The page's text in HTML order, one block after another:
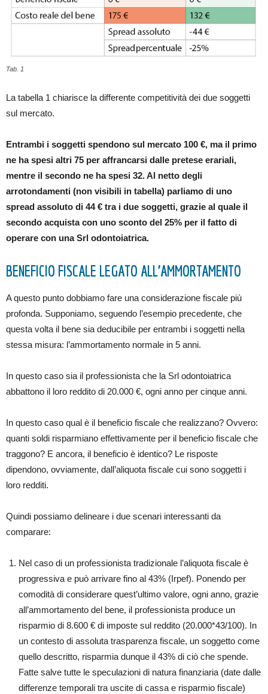
Tab. 1
La tabella 1 chiarisce la differente competitività dei due soggetti
sul mercato.
Entrambi i soggetti spendono sul mercato 100 €, ma il primo
ne ha spesi altri 75 per affrancarsi dalle pretese erariali,
mentre il secondo ne ha spesi 32. Al netto degli
arrotondamenti (non visibili in tabella) parliamo di uno
spread assoluto di 44 € tra i due soggetti, grazie al quale il
secondo acquista con uno sconto del 25% per il fatto di
operare con una Srl odontoiatrica.
BENEFICIO FISCALE LEGATO ALL’AMMORTAMENTO
A questo punto dobbiamo fare una considerazione fiscale più
profonda. Supponiamo, seguendo l’esempio precedente, che
questa volta il bene sia deducibile per entrambi i soggetti nella
stessa misura: l’ammortamento normale in 5 anni.
In questo caso sia il professionista che la Srl odontoiatrica
abbattono il loro reddito di 20.000 €, ogni anno per cinque anni.
In questo caso qual è il beneficio fiscale che realizzano? Ovvero:
quanti soldi risparmiano effettivamente per il beneficio fiscale che
traggono? E ancora, il beneficio è identico? Le risposte
dipendono, ovviamente, dall’aliquota fiscale cui sono soggetti i
loro redditi.
Quindi possiamo delineare i due scenari interessanti da
comparare:
Nel caso di un professionista tradizionale l’aliquota fiscale è
progressiva e può arrivare fino al 43% (Irpef). Ponendo per
comodità di considerare quest’ultimo valore, ogni anno, grazie
all’ammortamento del bene, il professionista produce un
risparmio di 8.600 € di imposte sul reddito (20.000*43/100). In
un contesto di assoluta trasparenza fiscale, un soggetto come
quello descritto, risparmia dunque il 43% di ciò che spende.
Fatte salve tutte le speculazioni di natura finanziaria (date dalle
differenze temporali tra uscite di cassa e risparmio fiscale)